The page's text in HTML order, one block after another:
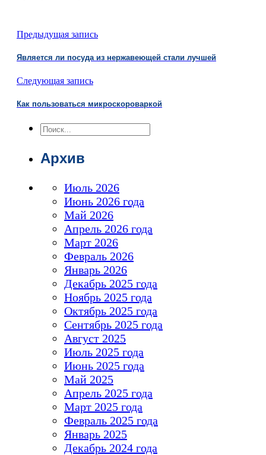
Предыдущая запись
Является ли посуда из нержавеющей стали лучшей
Следующая запись
Как пользоваться микроскороваркой
Поиск
Архив
Июль 2026
Июнь 2026 года
Май 2026
Апрель 2026 года
Март 2026
Февраль 2026
Январь 2026
Декабрь 2025 года
Ноябрь 2025 года
Октябрь 2025 года
Сентябрь 2025 года
Август 2025
Июль 2025 года
Июнь 2025 года
Май 2025
Апрель 2025 года
Март 2025 года
Февраль 2025 года
Январь 2025
Декабрь 2024 года